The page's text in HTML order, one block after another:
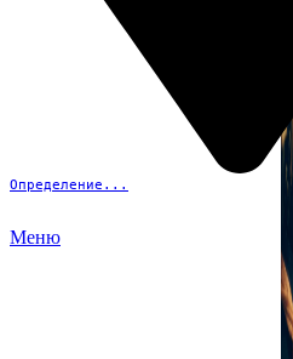
Определение...
Меню